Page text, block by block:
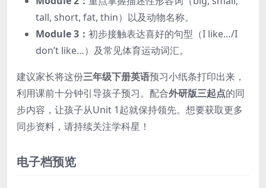
tall, short, fat, thin）以及动物名称。
Module 3： 初步接触表达喜好的句型（I like…/I
don’t like…）及常见体育运动词汇。
建议家长将这份三年级下册英语预习小纸条打印出来，
利用课前十分钟引导孩子预习。配合外研版三起点的同
步内容，让孩子从Unit 1起就保持领先。想要获取更多
同步资料，请持续关注学科星！
电子档预览